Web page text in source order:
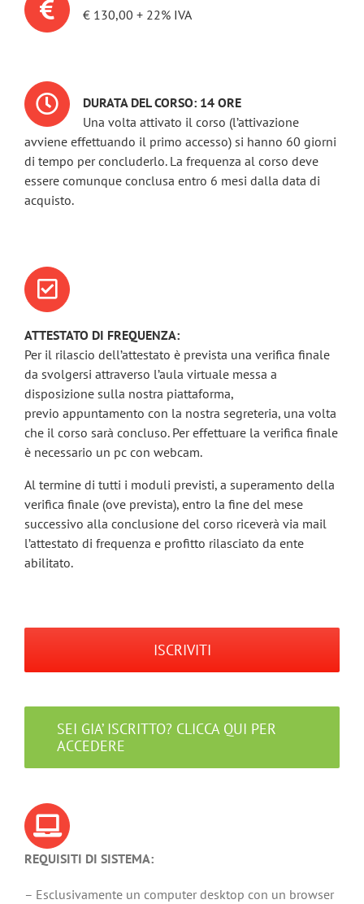
€ 130,00 + 22% IVA
DURATA DEL CORSO: 14 ORE
Una volta attivato il corso (l’attivazione
avviene effettuando il primo accesso) si hanno 60 giorni
di tempo per concluderlo. La frequenza al corso deve
essere comunque conclusa entro 6 mesi dalla data di
acquisto.
ATTESTATO DI FREQUENZA:
Per il rilascio dell’attestato è prevista una verifica finale
da svolgersi attraverso l’aula virtuale messa a
disposizione sulla nostra piattaforma,
previo appuntamento con la nostra segreteria, una volta
che il corso sarà concluso. Per effettuare la verifica finale
è necessario un pc con webcam.
Al termine di tutti i moduli previsti, a superamento della
verifica finale (ove prevista), entro la fine del mese
successivo alla conclusione del corso riceverà via mail
l’attestato di frequenza e profitto rilasciato da ente
abilitato.
ISCRIVITI
SEI GIA’ ISCRITTO? CLICCA QUI PER
ACCEDERE
REQUISITI DI SISTEMA:
– Esclusivamente un computer desktop con un browser